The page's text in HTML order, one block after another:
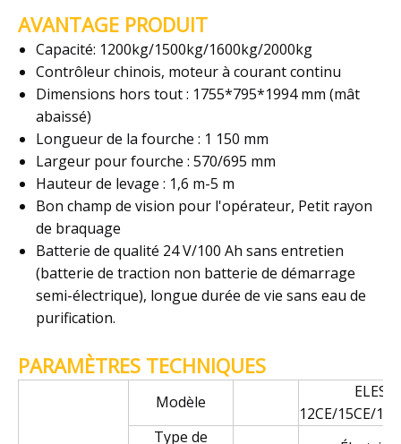
AVANTAGE PRODUIT
Capacité: 1200kg/1500kg/1600kg/2000kg
Contrôleur chinois, moteur à courant continu
Dimensions hors tout : 1755*795*1994 mm (mât
abaissé)
Longueur de la fourche : 1 150 mm
Largeur pour fourche : 570/695 mm
Hauteur de levage : 1,6 m-5 m
Bon champ de vision pour l'opérateur, Petit rayon
de braquage
Batterie de qualité 24 V/100 Ah sans entretien
(batterie de traction non batterie de démarrage
semi-électrique), longue durée de vie sans eau de
purification.
PARAMÈTRES TECHNIQUES
Modèle
ELES-
12CE/15CE/
Type de